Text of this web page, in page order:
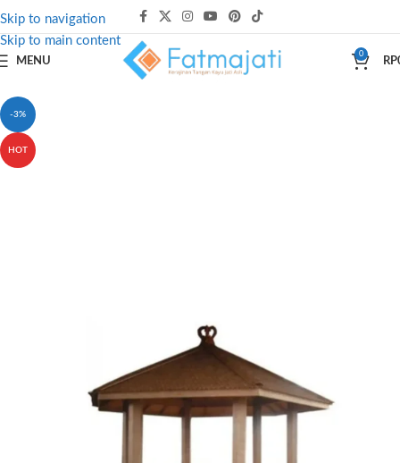
Skip to navigation
Skip to main content
MENU
0
RP
-3%
HOT